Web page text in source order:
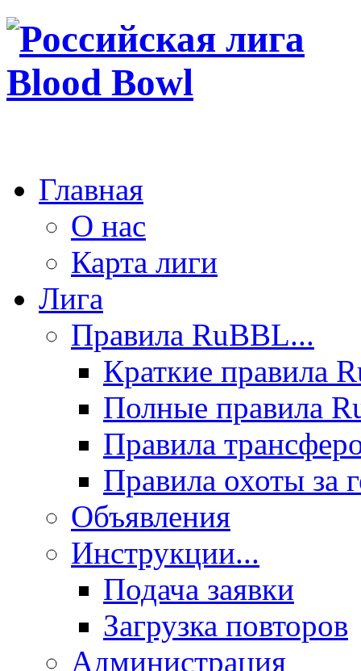
Главная
О нас
Карта лиги
Лига
Правила RuBBL...
Краткие правила
Полные правила
Правила
Правила охоты за
Объявления
Инструкции...
Подача заявки
Загрузка повторов
Администрация